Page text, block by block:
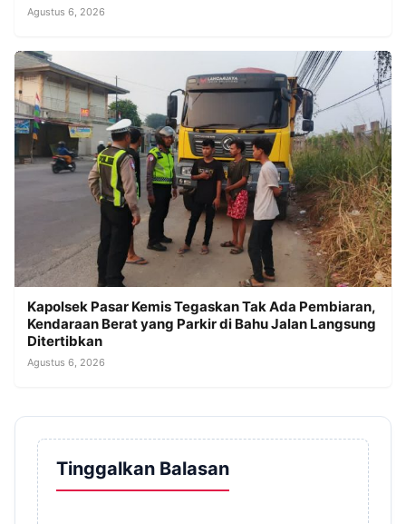
Agustus 6, 2026
Kapolsek Pasar Kemis Tegaskan Tak Ada Pembiaran,
Kendaraan Berat yang Parkir di Bahu Jalan Langsung
Ditertibkan
Agustus 6, 2026
Tinggalkan Balasan